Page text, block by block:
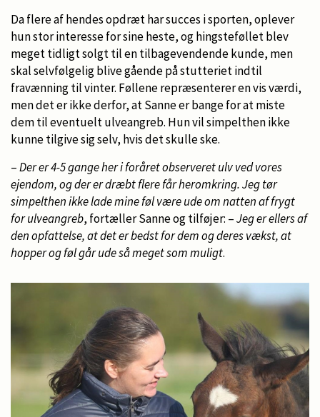
Da flere af hendes opdræt har succes i sporten, oplever
hun stor interesse for sine heste, og hingsteføllet blev
meget tidligt solgt til en tilbagevendende kunde, men
skal selvfølgelig blive gående på stutteriet indtil
fravænning til vinter. Føllene repræsenterer en vis værdi,
men det er ikke derfor, at Sanne er bange for at miste
dem til eventuelt ulveangreb. Hun vil simpelthen ikke
kunne tilgive sig selv, hvis det skulle ske.
–Der er 4-5 gange her i foråret observeret ulv ved vores
ejendom, og der er dræbt flere får heromkring. Jeg tør
simpelthen ikke lade mine føl være ude om natten af frygt
for ulveangreb, fortæller Sanne og tilføjer: –Jeg er ellers af
den opfattelse, at det er bedst for dem og deres vækst, at
hopper og føl går ude så meget som muligt.